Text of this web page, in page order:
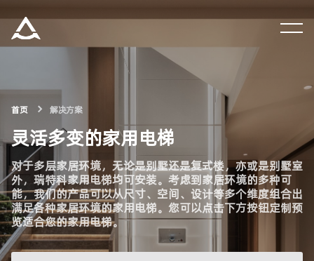
集团资讯
产品中心
解决方案
关于瑞特科
合作伙伴
首页 解决方案
灵活多变的家用电梯
对于多层家居环境，无论是别墅还是复式楼，亦或是别墅室
外，瑞特科家用电梯均可安装。考虑到家居环境的多种可
能，我们的产品可以从尺寸、空间、设计等多个维度组合出
满足各种家居环境的家用电梯。您可以点击下方按钮定制预
览适合您的家用电梯。